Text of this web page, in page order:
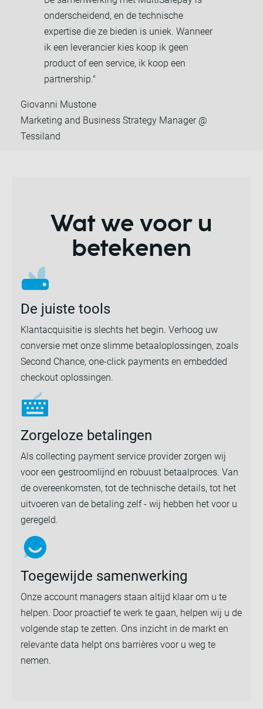
onderscheidend, en de technische
expertise die ze bieden is uniek. Wanneer
ik een leverancier kies koop ik geen
product of een service, ik koop een
partnership."
Giovanni Mustone
Marketing and Business Strategy Manager @
Tessiland
Wat we voor u
betekenen
De juiste tools
Klantacquisitie is slechts het begin. Verhoog uw
conversie met onze slimme betaaloplossingen, zoals
Second Chance, one-click payments en embedded
checkout oplossingen.
Zorgeloze betalingen
Als collecting payment service provider zorgen wij
voor een gestroomlijnd en robuust betaalproces. Van
de overeenkomsten, tot de technische details, tot het
uitvoeren van de betaling zelf - wij hebben het voor u
geregeld.
Toegewijde samenwerking
Onze account managers staan altijd klaar om u te
helpen. Door proactief te werk te gaan, helpen wij u de
volgende stap te zetten. Ons inzicht in de markt en
relevante data helpt ons barrières voor u weg te
nemen.